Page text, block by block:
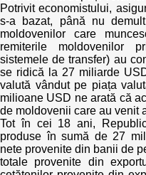
Note & poziții​
Organigrama IDIS
Anunțuri
Consiliul consulativ
People Watch
Proces democratic
Agenda Națională de
Puterea hibridă
15 minute de realism
Potrivit economistului,
s-a bazat, până nu
moldovenilor care
remiterile moldovenilor
sistemele de transfer) au
se ridică la 27 miliarde
valută vândut pe piața
milioane USD ne arată că
de moldovenii care au venit
Tot în cei 18 ani,
produse în sumă de 27
nete provenite din banii de
totale provenite din